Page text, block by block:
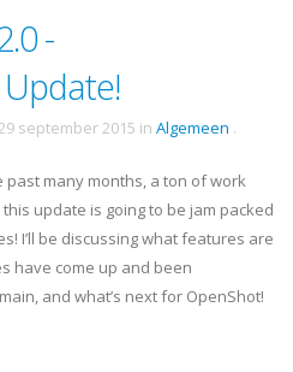
-
september 2015 in Algemeen .
past many months, a ton of work
update is going to be jam packed
I’ll be discussing what features are
have come up and been
and what’s next for OpenShot!